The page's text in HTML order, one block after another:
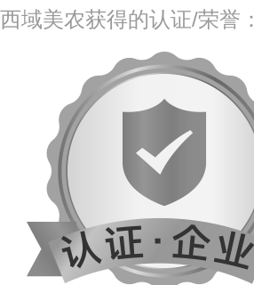
西域美农获得的认证/荣誉：